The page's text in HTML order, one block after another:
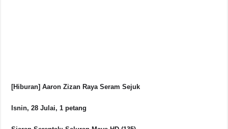
[Hiburan] Aaron Zizan Raya Seram Sejuk
Isnin, 28 Julai, 1 petang